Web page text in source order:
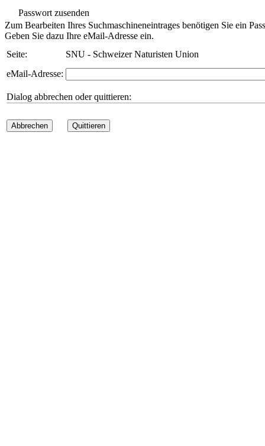
Passwort zusenden
Zum Bearbeiten Ihres Suchmaschineneintrages benötigen Sie ein
Geben Sie dazu Ihre eMail-Adresse ein.
Seite:
SNU - Schweizer Naturisten Union
eMail-Adresse:
Dialog abbrechen oder quittieren:
Abbrechen Quittieren